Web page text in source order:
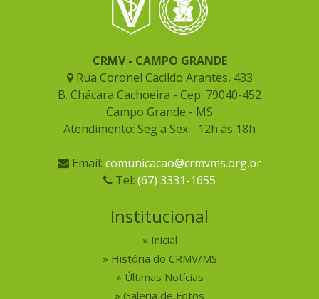
CRMV - CAMPO GRANDE
Rua Coronel Cacildo Arantes, 433
B. Chácara Cachoeira - Cep: 79040-452
Campo Grande - MS
Atendimento: Seg a Sex - 12h às 18h
Email: comunicacao@crmvms.org.br
Tel: (67) 3331-1655
Institucional
Inicial
História do CRMV/MS
Últimas Notícias
Galeria de Fotos